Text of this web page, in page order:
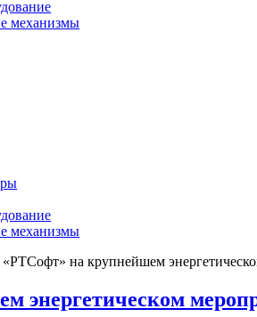
механизмы
механизмы
«РТСофт» на крупнейшем
энергетическом